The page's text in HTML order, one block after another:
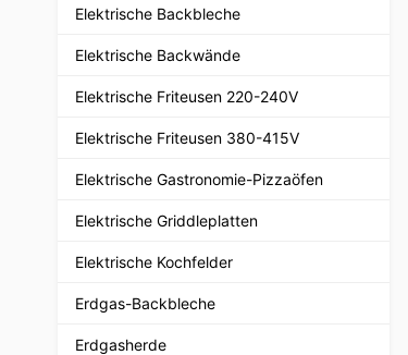
Elektrische Backbleche
Elektrische Backwände
Elektrische Friteusen 220-240V
Elektrische Friteusen 380-415V
Elektrische Gastronomie-Pizzaöfen
Elektrische Griddleplatten
Elektrische Kochfelder
Erdgas-Backbleche
Erdgasherde